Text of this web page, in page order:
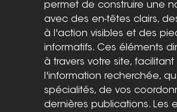
permet de construire une
avec des en-têtes clairs,
à l'action visibles et des
informatifs. Ces éléments
à travers votre site,
l'information recherchée,
spécialités, de vos
dernières publications. Les